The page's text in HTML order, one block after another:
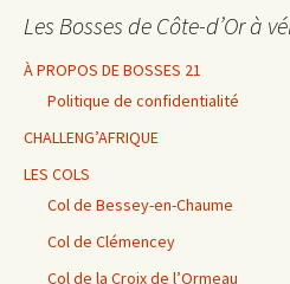
Les Bosses de Côte-d’Or à
À PROPOS DE BOSSES 21
Politique de confidentialité
CHALLENG’AFRIQUE
LES COLS
Col de Bessey-en-Chaume
Col de Clémencey
Col de la Croix de l’Ormeau